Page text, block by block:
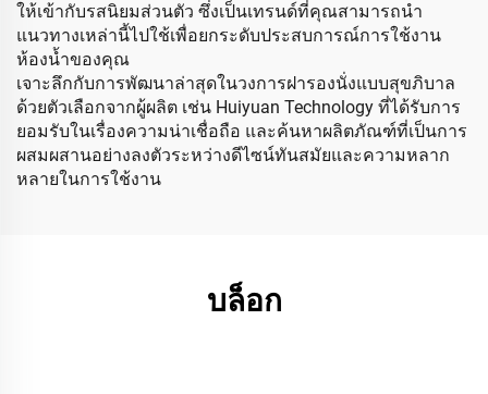
ให้เข้ากับรสนิยมส่วนตัว ซึ่งเป็นเทรนด์ที่คุณสามารถนำ
แนวทางเหล่านี้ไปใช้เพื่อยกระดับประสบการณ์การใช้งาน
ห้องน้ำของคุณ
เจาะลึกกับการพัฒนาล่าสุดในวงการฝารองนั่งแบบสุขภิบาล
ด้วยตัวเลือกจากผู้ผลิต เช่น Huiyuan Technology ที่ได้รับการ
ยอมรับในเรื่องความน่าเชื่อถือ และค้นหาผลิตภัณฑ์ที่เป็นการ
ผสมผสานอย่างลงตัวระหว่างดีไซน์ทันสมัยและความหลาก
หลายในการใช้งาน
บล็อก